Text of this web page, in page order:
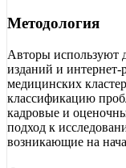
Методология
Авторы используют
изданий и интернет-
медицинских
классификацию
кадровые и
подход к
возникающие на